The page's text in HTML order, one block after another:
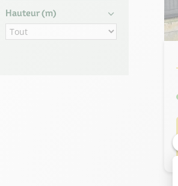
Hauteur (m)